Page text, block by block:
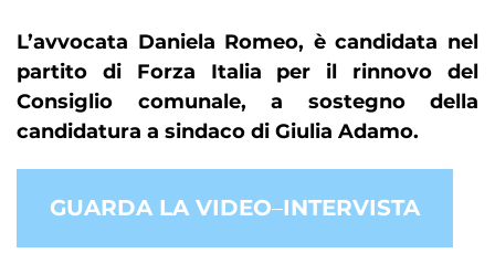
L’avvocata Daniela Romeo, è candidata nel
partito di Forza Italia per il rinnovo del
Consiglio comunale, a sostegno della
candidatura a sindaco di Giulia Adamo.
GUARDA LA VIDEO–INTERVISTA